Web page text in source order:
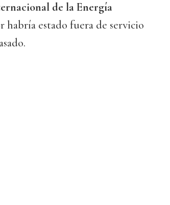
de la Energía
habría estado fuera de servicio